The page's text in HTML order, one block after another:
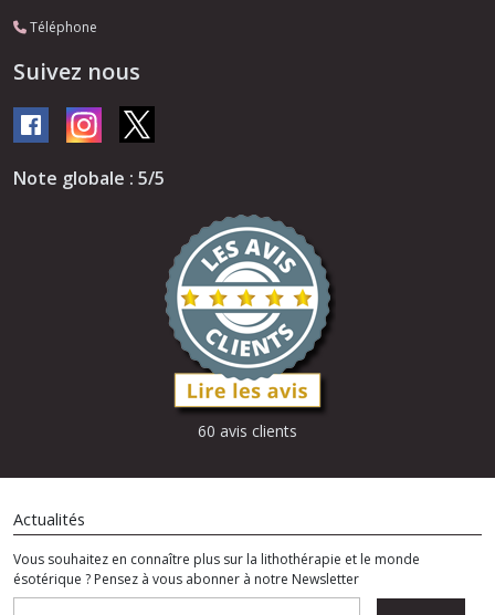
Téléphone
Suivez nous
Note globale : 5/5
60 avis clients
Actualités
Vous souhaitez en connaître plus sur la lithothérapie et le monde
ésotérique ? Pensez à vous abonner à notre Newsletter